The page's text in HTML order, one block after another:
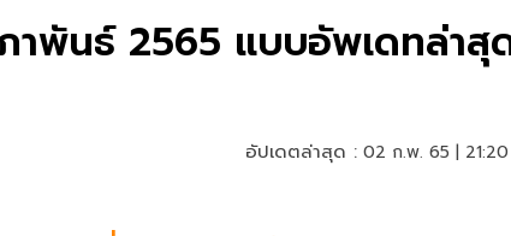
าพันธ์ 2565 แบบอัพเดทล่าสุ
อัปเดตล่าสุด : 02 ก.พ. 65 |